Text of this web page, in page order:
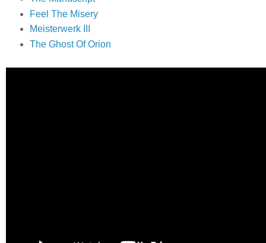
Feel The Misery
Meisterwerk III
The Ghost Of Orion